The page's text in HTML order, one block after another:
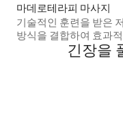
마데로테라피 마사지
기술적인 훈련을 받은
방식을 결합하여 효과
긴장을